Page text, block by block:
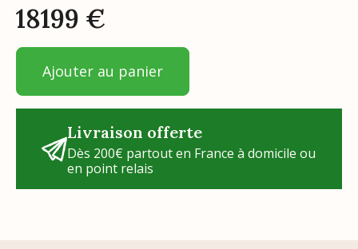
Livraison offerte
Dès 200€ partout en France à domicile ou
en point relais
18199 €
Ajouter au panier